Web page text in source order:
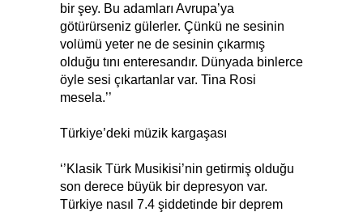
bir şey. Bu adamları Avrupa’ya
götürürseniz gülerler. Çünkü ne sesinin
volümü yeter ne de sesinin çıkarmış
olduğu tını enteresandır. Dünyada binlerce
öyle sesi çıkartanlar var. Tina Rosi
mesela.’’
Türkiye’deki müzik kargaşası
‘’Klasik Türk Musikisi’nin getirmiş olduğu
son derece büyük bir depresyon var.
Türkiye nasıl 7.4 şiddetinde bir deprem